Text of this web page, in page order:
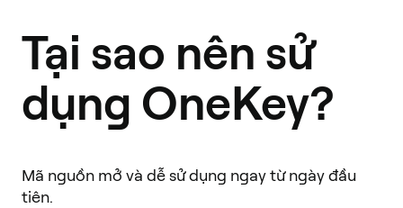
Tại sao nên sử
dụng OneKey?
Mã nguồn mở và dễ sử dụng ngay từ ngày đầu
tiên.